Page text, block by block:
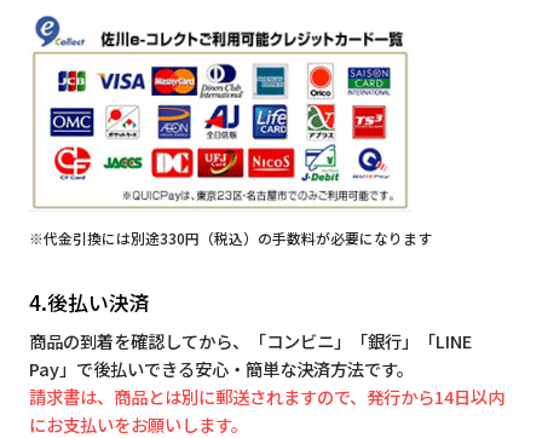
※代金引換には別途330円（税込）の手数料が必要になります
4.後払い決済
商品の到着を確認してから、「コンビニ」「銀行」「LINE
Pay」で後払いできる安心・簡単な決済方法です。
請求書は、商品とは別に郵送されますので、発行から14日以内
にお支払いをお願いします。